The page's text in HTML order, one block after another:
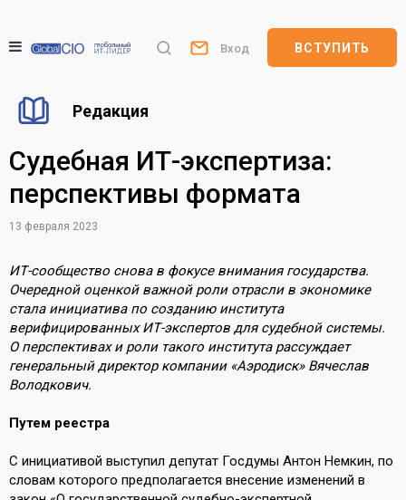
Вход ВСТУПИТЬ
Редакция
Судебная ИТ-экспертиза:
перспективы формата
13 февраля 2023
ИТ-сообщество снова в фокусе внимания государства.
Очередной оценкой важной роли отрасли в экономике
стала инициатива по созданию института
верифицированных ИТ-экспертов для судебной системы.
О перспективах и роли такого института рассуждает
генеральный директор компании «Аэродиск» Вячеслав
Володкович.
Путем реестра
С инициативой выступил депутат Госдумы Антон Немкин, по
словам которого предполагается внесение изменений в